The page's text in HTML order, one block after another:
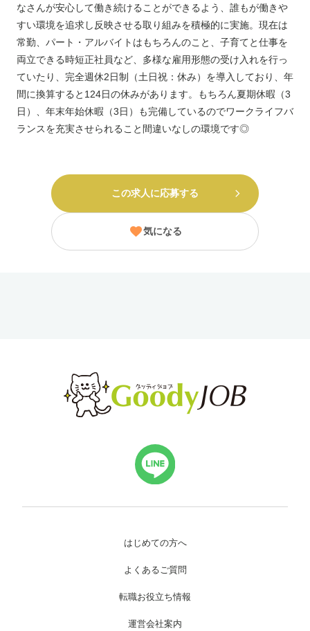
なさんが安心して働き続けることができるよう、誰もが働きや
すい環境を追求し反映させる取り組みを積極的に実施。現在は
常勤、パート・アルバイトはもちろんのこと、子育てと仕事を
両立できる時短正社員など、多様な雇用形態の受け入れを行っ
ていたり、完全週休2日制（土日祝：休み）を導入しており、年
間に換算すると124日の休みがあります。もちろん夏期休暇（3
日）、年末年始休暇（3日）も完備しているのでワークライフバ
ランスを充実させられること間違いなしの環境です◎
この求人に応募する
気になる
はじめての方へ
よくあるご質問
転職お役立ち情報
運営会社案内